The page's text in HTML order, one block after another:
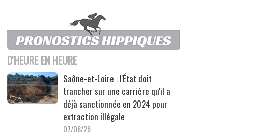
D'HEURE EN HEURE
Saône-et-Loire : l'État doit
trancher sur une carrière qu'il a
déjà sanctionnée en 2024 pour
extraction illégale
07/08/26